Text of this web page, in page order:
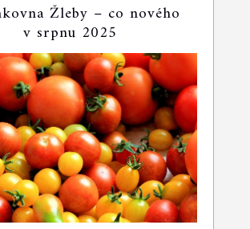
Žleby – co nového
v srpnu 2025